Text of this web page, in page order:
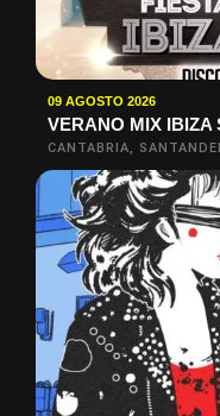
09 AGOSTO 2026
VERANO MIX
CANTABRIA,